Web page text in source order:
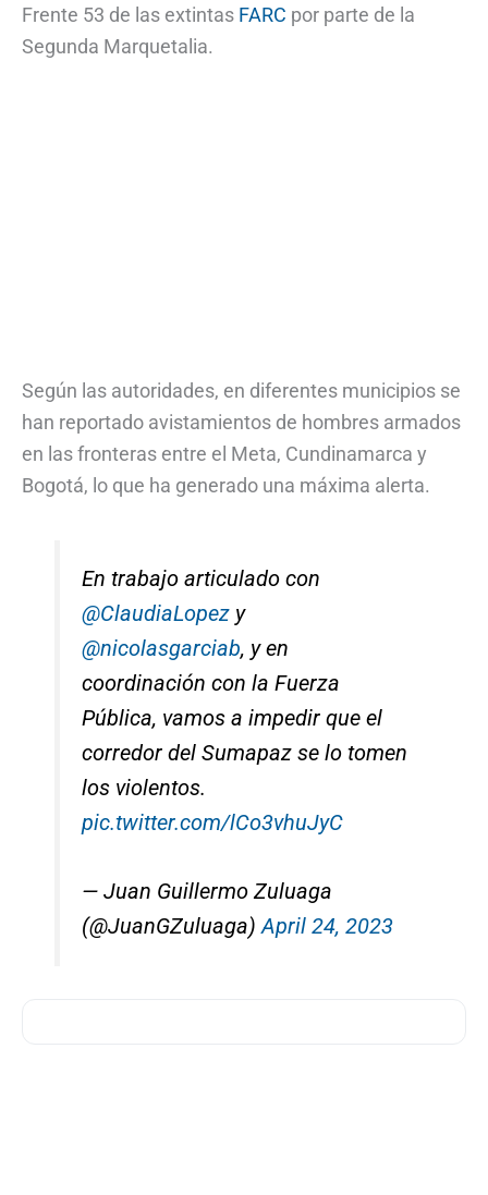
Frente 53 de las extintas FARC por parte de la
Segunda Marquetalia.
Según las autoridades, en diferentes municipios se
han reportado avistamientos de hombres armados
en las fronteras entre el Meta, Cundinamarca y
Bogotá, lo que ha generado una máxima alerta.
En trabajo articulado con
@ClaudiaLopezy
@nicolasgarciab, y en
coordinación con la Fuerza
Pública, vamos a impedir que el
corredor del Sumapaz se lo tomen
los violentos.
pic.twitter.com/lCo3vhuJyC
— Juan Guillermo Zuluaga
(@JuanGZuluaga)April 24, 2023